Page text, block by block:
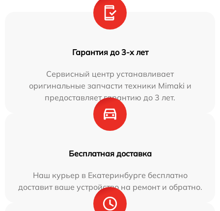
Гарантия до 3-х лет
Сервисный центр устанавливает
оригинальные запчасти техники Mimaki и
предоставляет гарантию до 3 лет.
Бесплатная доставка
Наш курьер в Екатеринбурге бесплатно
доставит ваше устройство на ремонт и обратно.